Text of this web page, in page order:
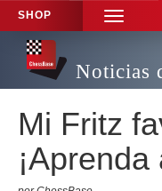
SHOP
TOGGLE
Noticias
Mi Fritz